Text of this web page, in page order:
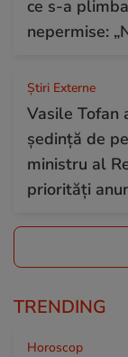
ce s-a
nepermise:
Știri Externe
Vasile Tofan
ședință de
ministru al
priorități
TRENDING
Horoscop